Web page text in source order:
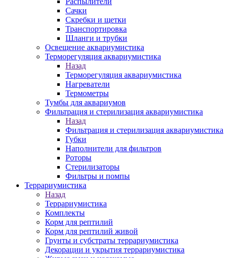
Сачки
Скребки и щетки
Транспортировка
Шланги и трубки
Освещение аквариумистика
Терморегуляция аквариумистика
Назад
Терморегуляция аквариумистика
Нагреватели
Термометры
Тумбы для аквариумов
Фильтрация и стерилизация аквариумистика
Назад
Фильтрация и стерилизация аквариумистика
Губки
Наполнители для фильтров
Роторы
Стерилизаторы
Фильтры и помпы
Террариумистика
Назад
Террариумистика
Комплекты
Корм для рептилий
Корм для рептилий живой
Грунты и субстраты террариумистика
Декорации и укрытия террариумистика